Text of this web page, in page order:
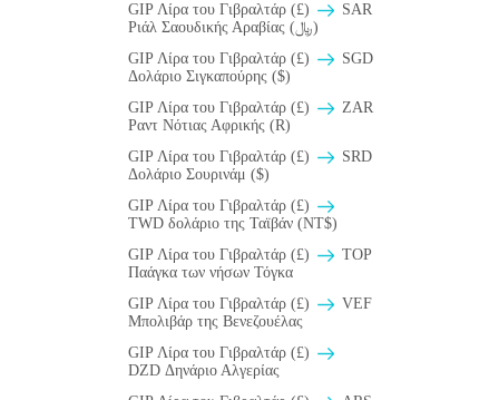
GIP Λίρα του Γιβραλτάρ (£)
SAR
Ριάλ Σαουδικής Αραβίας (﷼)
GIP Λίρα του Γιβραλτάρ (£)
SGD
Δολάριο Σιγκαπούρης ($)
GIP Λίρα του Γιβραλτάρ (£)
ZAR
Ραντ Νότιας Αφρικής (R)
GIP Λίρα του Γιβραλτάρ (£)
SRD
Δολάριο Σουρινάμ ($)
GIP Λίρα του Γιβραλτάρ (£)
TWD δολάριο της Ταϊβάν (NT$)
GIP Λίρα του Γιβραλτάρ (£)
TOP
Παάγκα των νήσων Τόγκα
GIP Λίρα του Γιβραλτάρ (£)
VEF
Μπολιβάρ της Βενεζουέλας
GIP Λίρα του Γιβραλτάρ (£)
DZD Δηνάριο Αλγερίας